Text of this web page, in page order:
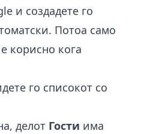
и создадете го
Потоа само
корисно кога
го списокот со
делот Гости има